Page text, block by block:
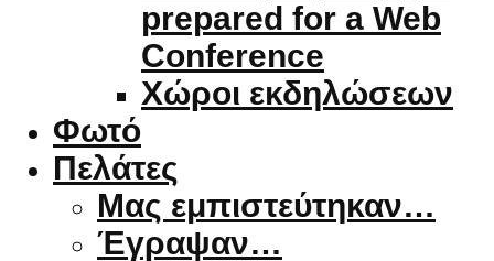
prepared for a Web
Conference
Χώροι εκδηλώσεων
Φωτό
Πελάτες
Μας εμπιστεύτηκαν…
Έγραψαν…